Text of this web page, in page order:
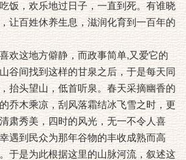
饭，欢乐地过日子，一直到死。有谁晓
让百姓休养生息，滋润化育到一百年的
这地方僻静，而政事简单,又爱它的
谷间找到这样的甘泉之后，于是每天同
抬头望山，低首听泉。春天采摘幽香的
乔木乘凉，刮风落霜结冰飞雪之时，更
肃秀美，四时的风光，无一不令人喜
遇到民众为那年谷物的丰收成熟而高
于是为此根据这里的山脉河流，叙述这